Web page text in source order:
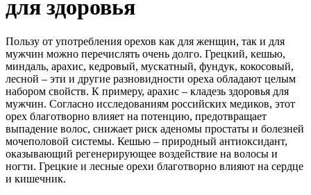
для здоровья
Пользу от употребления орехов как для женщин, так и для
мужчин можно перечислять очень долго. Грецкий, кешью,
миндаль, арахис, кедровый, мускатный, фундук, кокосовый,
лесной – эти и другие разновидности ореха обладают целым
набором свойств. К примеру, арахис – кладезь здоровья для
мужчин. Согласно исследованиям российских медиков, этот
орех благотворно влияет на потенцию, предотвращает
выпадение волос, снижает риск аденомы простаты и болезней
мочеполовой системы. Кешью – природный антиоксидант,
оказывающий регенерирующее воздействие на волосы и
ногти. Грецкие и лесные орехи благотворно влияют на сердце
и кишечник.